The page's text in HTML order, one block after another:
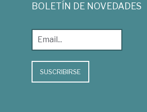
BOLETÍN DE NOVEDADES
SUSCRIBIRSE